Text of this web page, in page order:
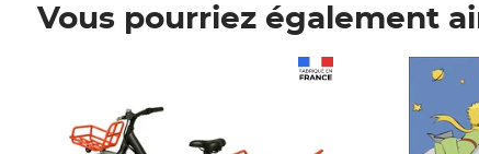
Vous pourriez également
Prix 7,50€